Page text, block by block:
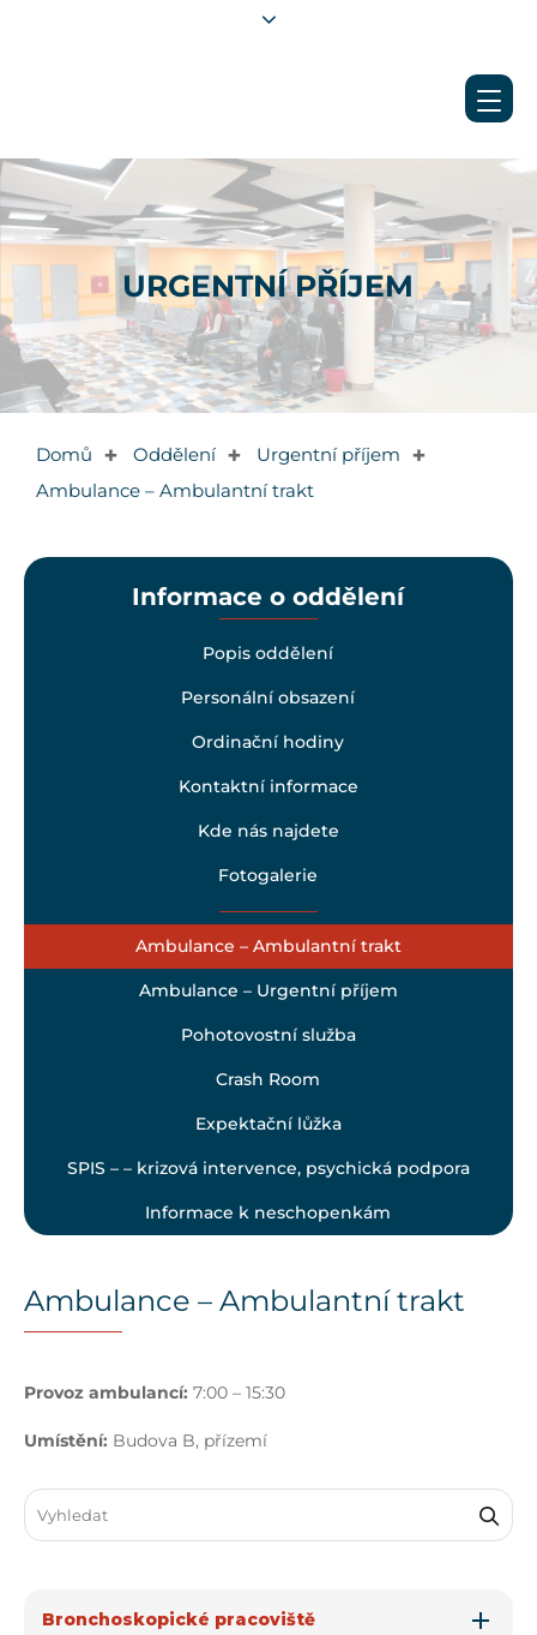
URGENTNÍ PŘÍJEM
Domů ✚ Oddělení ✚ Urgentní příjem ✚
Ambulance – Ambulantní trakt
Informace o oddělení
Popis oddělení
Personální obsazení
Ordinační hodiny
Kontaktní informace
Kde nás najdete
Fotogalerie
Ambulance – Ambulantní trakt
Ambulance – Urgentní příjem
Pohotovostní služba
Crash Room
Expektační lůžka
SPIS – – krizová intervence, psychická podpora
Informace k neschopenkám
Ambulance – Ambulantní trakt
Provoz ambulancí: 7:00 – 15:30
Umístění: Budova B, přízemí
Search through FAQ items. Results will update as you type.
Bronchoskopické pracoviště